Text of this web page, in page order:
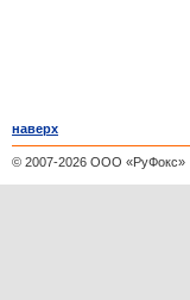
наверх
© 2007-2026 ООО «РуФокс»